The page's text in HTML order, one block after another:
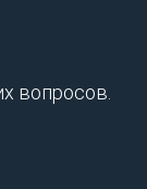
вопросов.